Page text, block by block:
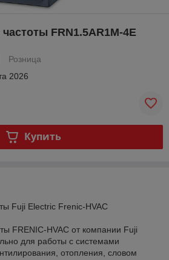
FRN1.5AR1M-4E
Розница
2026
Купить
Fuji Electric Frenic-HVAC
FRENIC-HVAC от компании Fuji
для работы с системами
отопления, словом